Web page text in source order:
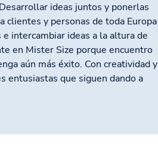
ideas juntos y ponerlas
clientes y personas de toda Europa
intercambiar ideas a la altura de
en Mister Size porque encuentro
aún más éxito. Con creatividad y
entusiastas que siguen dando a